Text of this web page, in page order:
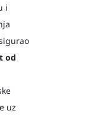
i
od
uz